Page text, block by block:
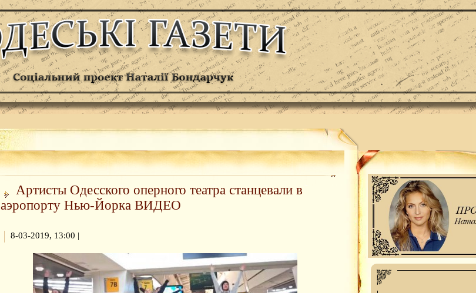
Артисты Одесского оперного театра станцевали в
аэропорту Нью-Йорка ВИДЕО
8-03-2019, 13:00 |